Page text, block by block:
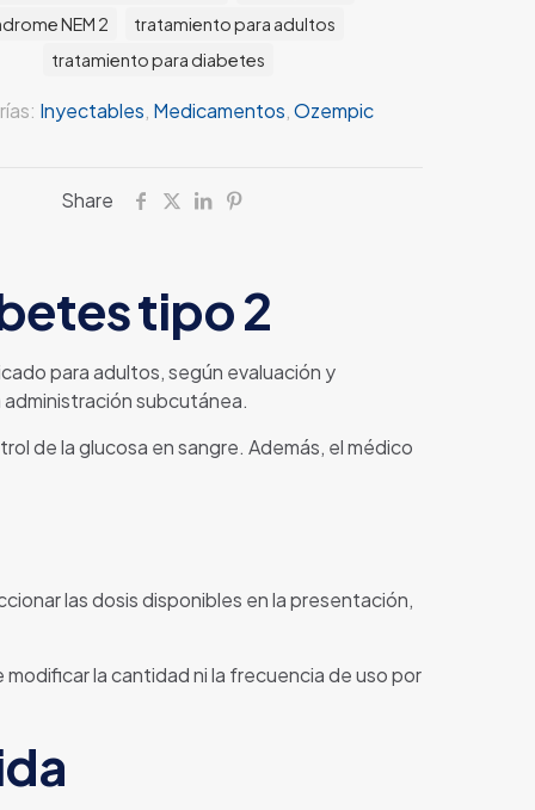
Inyectables Medicamentos Ozempic
NEM 2
tratamiento para adultos
tratamiento para diabetes
Share
tipo 2
para adultos, según evaluación y
subcutánea.
de la glucosa en sangre. Además, el médico
las dosis disponibles en la presentación,
la cantidad ni la frecuencia de uso por